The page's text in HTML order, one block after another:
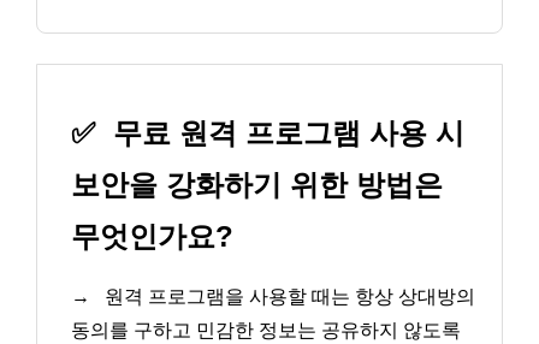
✅ 무료 원격 프로그램 사용 시
보안을 강화하기 위한 방법은
무엇인가요?
→
원격 프로그램을 사용할 때는 항상 상대방의
동의를 구하고 민감한 정보는 공유하지 않도록